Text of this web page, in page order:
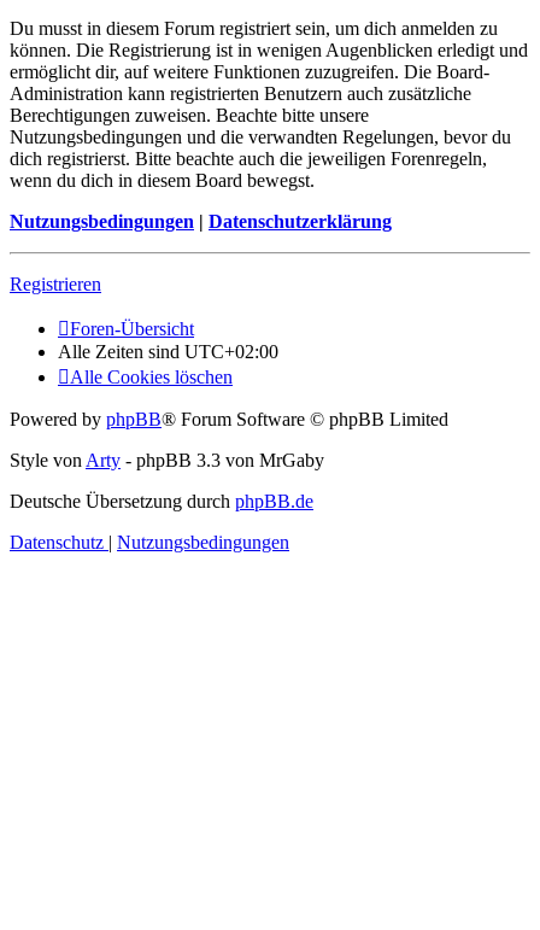
Du musst in diesem Forum registriert sein, um dich anmelden zu
können. Die Registrierung ist in wenigen Augenblicken erledigt und
ermöglicht dir, auf weitere Funktionen zuzugreifen. Die Board-
Administration kann registrierten Benutzern auch zusätzliche
Berechtigungen zuweisen. Beachte bitte unsere
Nutzungsbedingungen und die verwandten Regelungen, bevor du
dich registrierst. Bitte beachte auch die jeweiligen Forenregeln,
wenn du dich in diesem Board bewegst.
Nutzungsbedingungen | Datenschutzerklärung
Registrieren
Foren-Übersicht
Alle Zeiten sind UTC+02:00
Alle Cookies löschen
Powered by phpBB® Forum Software © phpBB Limited
Style vonArty - phpBB 3.3 von MrGaby
Deutsche Übersetzung durch phpBB.de
Datenschutz | Nutzungsbedingungen